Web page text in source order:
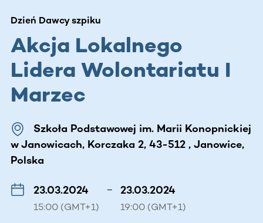
Dzień Dawcy szpiku
Akcja Lokalnego
Lidera Wolontariatu I
Marzec
Szkoła Podstawowej im. Marii Konopnickiej
w Janowicach, Korczaka 2, 43-512 , Janowice,
Polska
23.03.2024
15:00 (GMT+1)
– 23.03.2024
19:00 (GMT+1)